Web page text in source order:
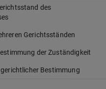
des
Gerichtsständen
der Zuständigkeit
Bestimmung